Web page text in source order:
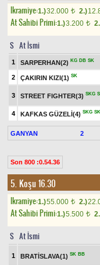
Ikramiye:1.)32.000 t 2.)
At Sahibi Primi:1.)3.200 t
S At İsmi
1 SARPERHAN(2) KG DB SK
2 ÇAKIRIN KIZI(1) SK
3 STREET FIGHTER(3) SKG
4 KAFKAS GÜZELİ(4) SKG SK
GANYAN 2
Son 800 :0.54.36
5. Koşu 16.30
Ikramiye:1.)55.000 t 2.)
At Sahibi Primi:1.)5.500 t
S At İsmi
1 BRATİSLAVA(1) SK BB